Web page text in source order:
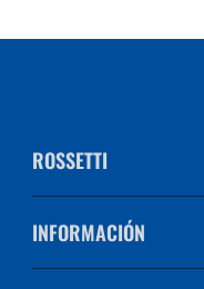
ROSSETTI
INFORMACIÓN